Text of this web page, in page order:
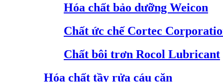
Hóa chất bảo dưỡng Weicon
Chất ức chế Cortec
Chất bôi trơn Rocol Lubricant
Hóa chất tầy rửa cáu cặn